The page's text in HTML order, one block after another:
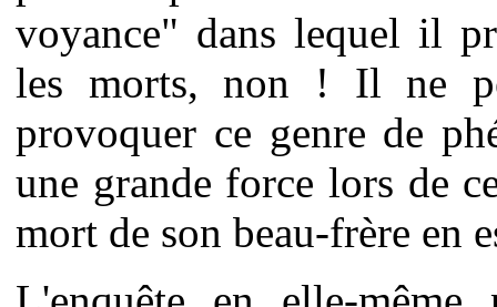
voyance" dans lequel il
les morts, non ! Il ne
provoquer ce genre de
une grande force lors de
mort de son beau-frère en